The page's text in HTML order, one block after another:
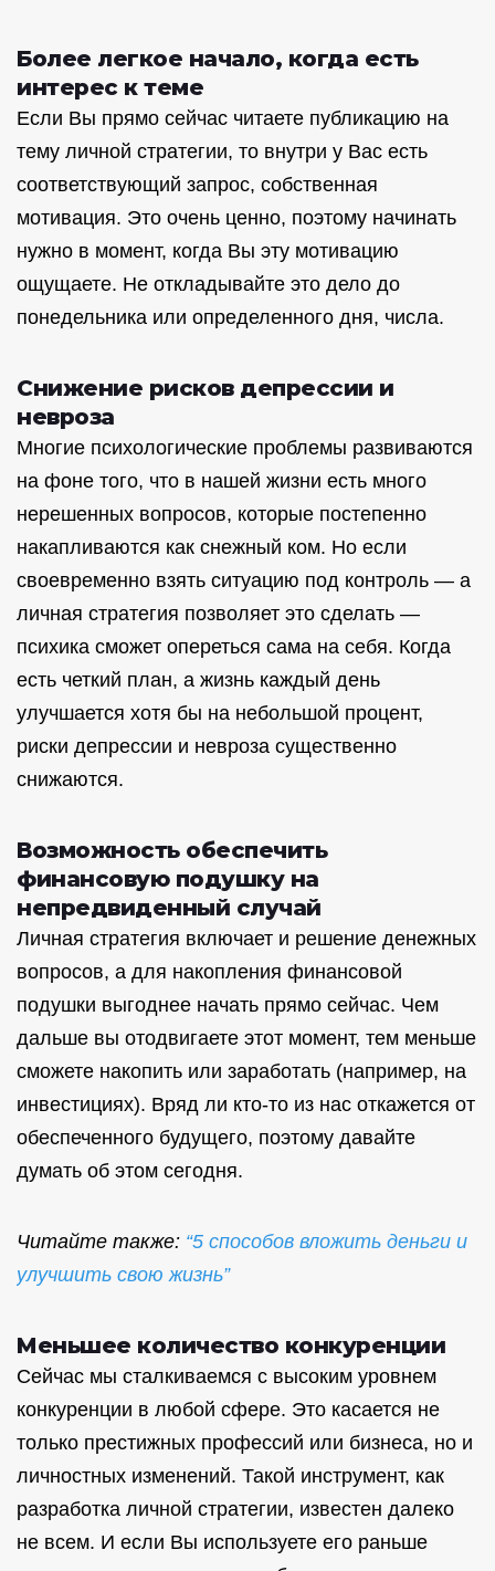
Более легкое начало, когда есть
интерес к теме
Если Вы прямо сейчас читаете публикацию на
тему личной стратегии, то внутри у Вас есть
соответствующий запрос, собственная
мотивация. Это очень ценно, поэтому начинать
нужно в момент, когда Вы эту мотивацию
ощущаете. Не откладывайте это дело до
понедельника или определенного дня, числа.
Снижение рисков депрессии и
невроза
Многие психологические проблемы развиваются
на фоне того, что в нашей жизни есть много
нерешенных вопросов, которые постепенно
накапливаются как снежный ком. Но если
своевременно взять ситуацию под контроль — а
личная стратегия позволяет это сделать —
психика сможет опереться сама на себя. Когда
есть четкий план, а жизнь каждый день
улучшается хотя бы на небольшой процент,
риски депрессии и невроза существенно
снижаются.
Возможность обеспечить
финансовую подушку на
непредвиденный случай
Личная стратегия включает и решение денежных
вопросов, а для накопления финансовой
подушки выгоднее начать прямо сейчас. Чем
дальше вы отодвигаете этот момент, тем меньше
сможете накопить или заработать (например, на
инвестициях). Вряд ли кто-то из нас откажется от
обеспеченного будущего, поэтому давайте
думать об этом сегодня.
Читайте также: “5 способов вложить деньги и
улучшить свою жизнь”
Меньшее количество конкуренции
Сейчас мы сталкиваемся с высоким уровнем
конкуренции в любой сфере. Это касается не
только престижных профессий или бизнеса, но и
личностных изменений. Такой инструмент, как
разработка личной стратегии, известен далеко
не всем. И если Вы используете его раньше